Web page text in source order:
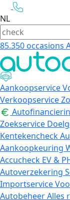
NL
85.350occasions
Aankoopservice
Verkoopservice
Zoekservice
Kentekencheck
Aankoopkeuring
Accucheck EV &
Autoverzekering
Importservice
AutobeheerAlles